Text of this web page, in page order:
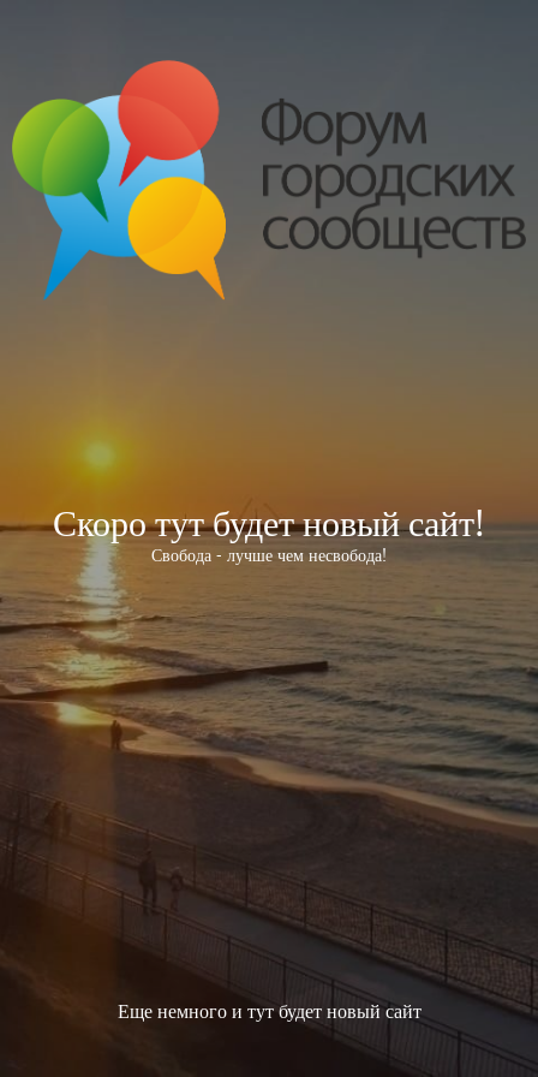
Скоро тут будет новый сайт!
Свобода - лучше чем несвобода!
Еще немного и тут будет новый сайт